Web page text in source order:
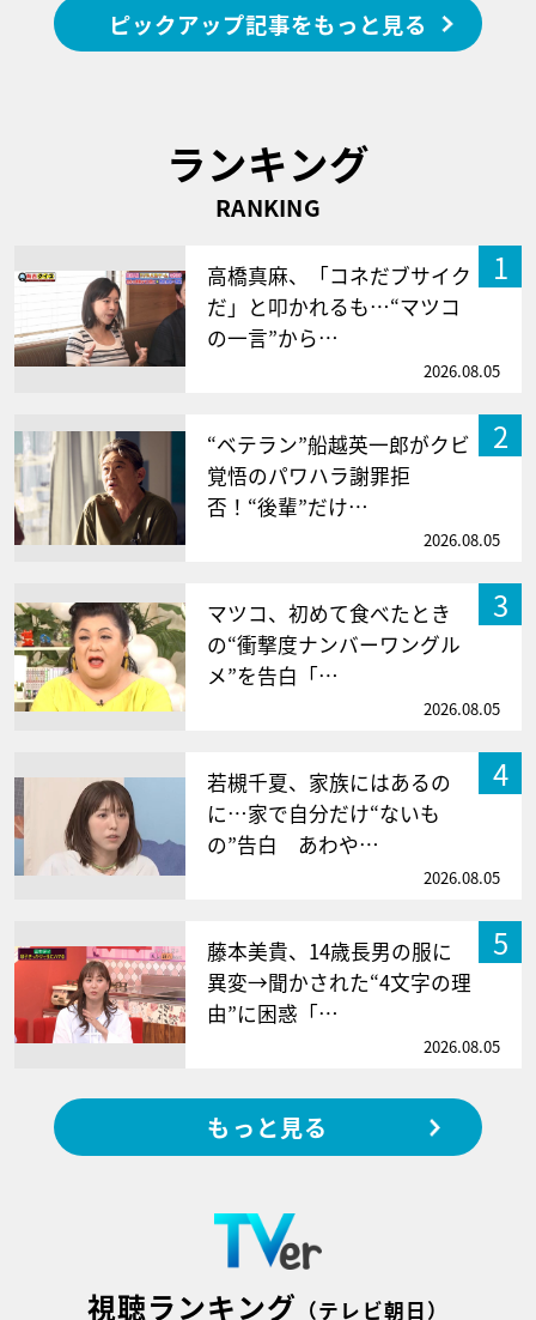
ピックアップ記事をもっと見る
ランキング
RANKING
1
高橋真麻、「コネだブサイク
だ」と叩かれるも…“マツコ
の一言”から…
2026.08.05
2
“ベテラン”船越英一郎がクビ
覚悟のパワハラ謝罪拒
否！“後輩”だけ…
2026.08.05
3
マツコ、初めて食べたとき
の“衝撃度ナンバーワングル
メ”を告白「…
2026.08.05
4
若槻千夏、家族にはあるの
に…家で自分だけ“ないも
の”告白 あわや…
2026.08.05
5
藤本美貴、14歳長男の服に
異変→聞かされた“4文字の理
由”に困惑「…
2026.08.05
もっと見る
視聴ランキング （テレビ朝日）